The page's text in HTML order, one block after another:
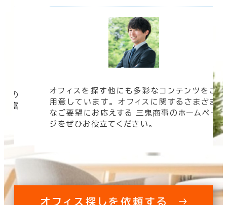
の
豊富
オフィスを探す他にも多彩なコンテンツをご
用意しています。 オフィスに関するさまざま
なご要望にお応えする 三鬼商事のホームペー
ジをぜひお役立てください。
オフィス探しを依頼する